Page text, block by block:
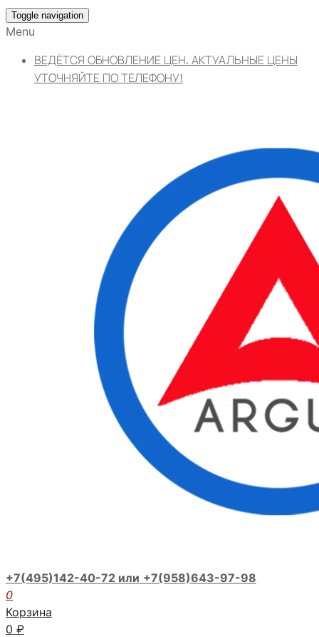
Toggle navigation
Menu
ВЕДЁТСЯ ОБНОВЛЕНИЕ ЦЕН. АКТУАЛЬНЫЕ ЦЕНЫ
УТОЧНЯЙТЕ ПО ТЕЛЕФОНУ!
+7(495)142-40-72 или +7(958)643-97-98
0
Корзина
0 ₽